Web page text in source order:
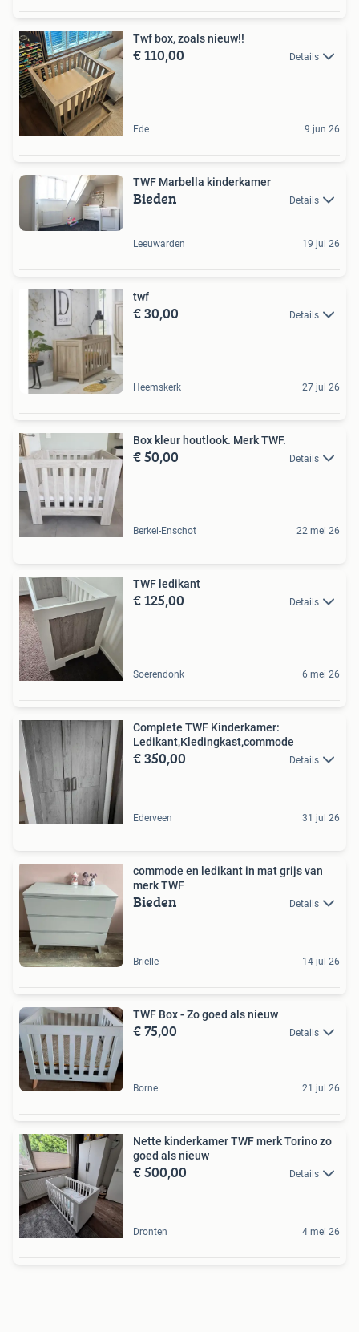
Twf box, zoals nieuw!!
€ 110,00 Details
Ede 9 jun 26
TWF Marbella kinderkamer
Bieden Details
Leeuwarden 19 jul 26
twf
€ 30,00 Details
Heemskerk 27 jul 26
Box kleur houtlook. Merk TWF.
€ 50,00 Details
Berkel-Enschot 22 mei 26
TWF ledikant
€ 125,00 Details
Soerendonk 6 mei 26
Complete TWF Kinderkamer:
Ledikant,Kledingkast,commode
€ 350,00 Details
Ederveen 31 jul 26
commode en ledikant in mat grijs van
merk TWF
Bieden Details
Brielle 14 jul 26
TWF Box - Zo goed als nieuw
€ 75,00 Details
Borne 21 jul 26
Nette kinderkamer TWF merk Torino zo
goed als nieuw
€ 500,00 Details
Dronten 4 mei 26